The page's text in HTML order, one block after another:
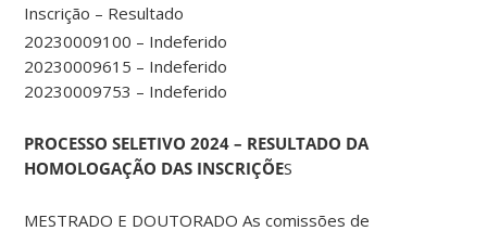
Inscrição – Resultado
20230009100 – Indeferido
20230009615 – Indeferido
20230009753 – Indeferido
PROCESSO SELETIVO 2024 – RESULTADO DA
HOMOLOGAÇÃO DAS INSCRIÇÕES
MESTRADO E DOUTORADO As comissões de